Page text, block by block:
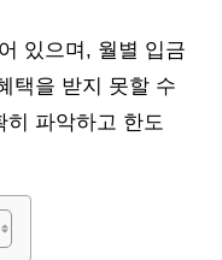
있으며, 월별 입금
택을 받지 못할 수
히 파악하고 한도